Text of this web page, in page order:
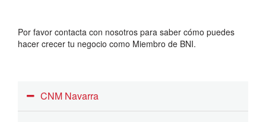
Por favor contacta con nosotros para saber cómo puedes
hacer crecer tu negocio como Miembro de BNI.
CNM Navarra